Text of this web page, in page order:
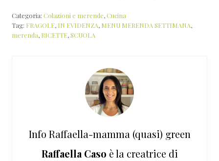
Categoria: Colazioni e merende,Cucina
Tag: FRAGOLE, IN EVIDENZA, MENU MERENDA SETTIMANA,
merenda, RICETTE,SCUOLA
Info Raffaella-mamma (quasi) green
Raffaella Caso è la creatrice di